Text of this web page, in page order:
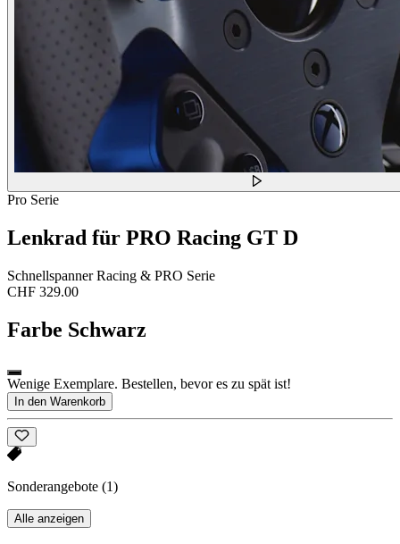
Pro Serie
Lenkrad für PRO Racing GT D
Schnellspanner Racing & PRO Serie
CHF 329.00
Farbe Schwarz
Wenige Exemplare. Bestellen, bevor es zu spät ist!
In den Warenkorb
Sonderangebote (1)
Alle anzeigen